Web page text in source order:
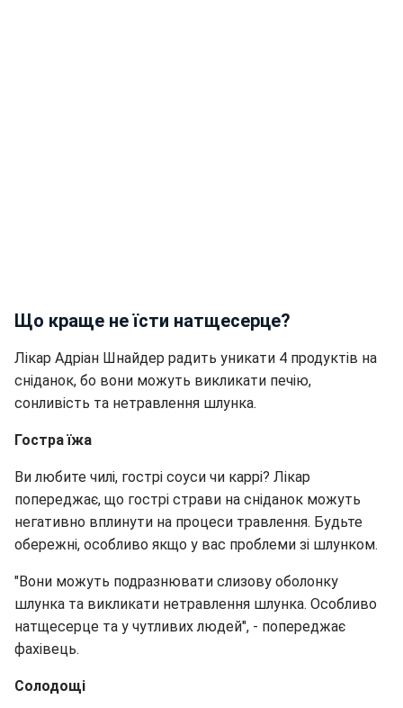
Що краще не їсти натщесерце?
Лікар Адріан Шнайдер радить уникати 4 продуктів на
сніданок, бо вони можуть викликати печію,
сонливість та нетравлення шлунка.
Гостра їжа
Ви любите чилі, гострі соуси чи каррі? Лікар
попереджає, що гострі страви на сніданок можуть
негативно вплинути на процеси травлення. Будьте
обережні, особливо якщо у вас проблеми зі шлунком.
"Вони можуть подразнювати слизову оболонку
шлунка та викликати нетравлення шлунка. Особливо
натщесерце та у чутливих людей", - попереджає
фахівець.
Солодощі